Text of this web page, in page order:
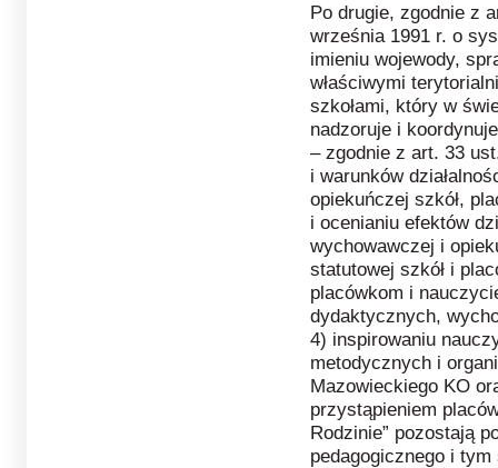
Po drugie, zgodnie z
września 1991 r. o
imieniu wojewody,
właściwymi
szkołami, który w
nadzoruje i
– zgodnie z art. 33
i warunków
opiekuńczej szkół,
i ocenianiu efektów
wychowawczej i
statutowej szkół i
placówkom i
dydaktycznych,
4) inspirowaniu
metodycznych i
Mazowieckiego KO
przystąpieniem
Rodzinie” pozostają
pedagogicznego i